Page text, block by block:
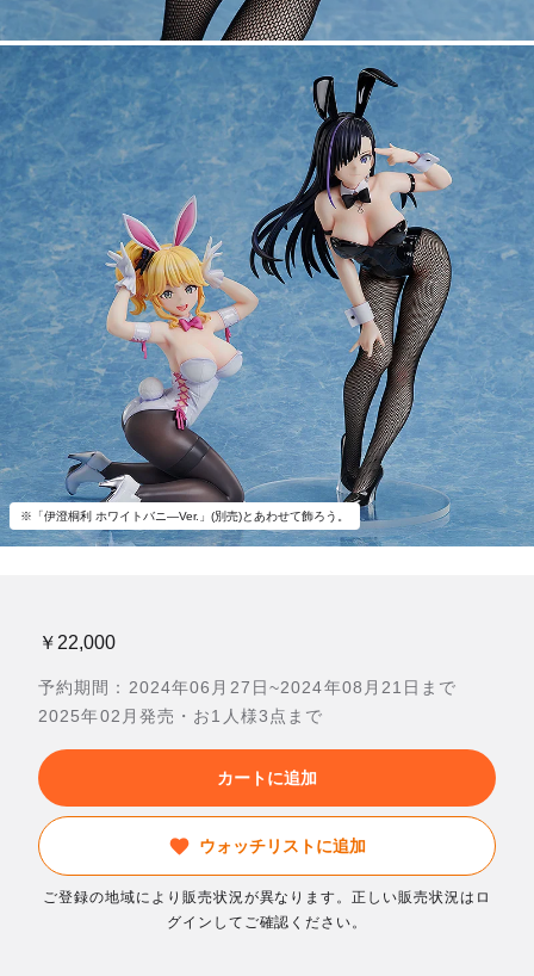
※「伊澄桐利 ホワイトバニ―Ver.」(別売)とあわせて飾ろう。
￥22,000
予約期間：2024年06月27日~2024年08月21日まで
2025年02月発売・お1人様3点まで
カートに追加
ウォッチリストに追加
ご登録の地域により販売状況が異なります。正しい販売状況はロ
グインしてご確認ください。